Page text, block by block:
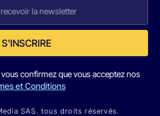
S'INSCRIRE
confirmez que vous acceptez nos
et Conditions
SAS. tous droits réservés.